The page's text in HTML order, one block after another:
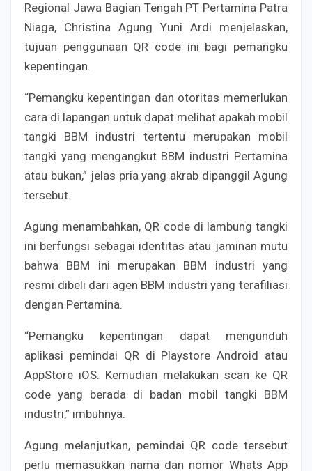
Regional Jawa Bagian Tengah PT Pertamina Patra
Niaga, Christina Agung Yuni Ardi menjelaskan,
tujuan penggunaan QR code ini bagi pemangku
kepentingan.
“Pemangku kepentingan dan otoritas memerlukan
cara di lapangan untuk dapat melihat apakah mobil
tangki BBM industri tertentu merupakan mobil
tangki yang mengangkut BBM industri Pertamina
atau bukan,” jelas pria yang akrab dipanggil Agung
tersebut.
Agung menambahkan, QR code di lambung tangki
ini berfungsi sebagai identitas atau jaminan mutu
bahwa BBM ini merupakan BBM industri yang
resmi dibeli dari agen BBM industri yang terafiliasi
dengan Pertamina.
“Pemangku kepentingan dapat mengunduh
aplikasi pemindai QR di Playstore Android atau
AppStore iOS. Kemudian melakukan scan ke QR
code yang berada di badan mobil tangki BBM
industri,” imbuhnya.
Agung melanjutkan, pemindai QR code tersebut
perlu memasukkan nama dan nomor Whats App